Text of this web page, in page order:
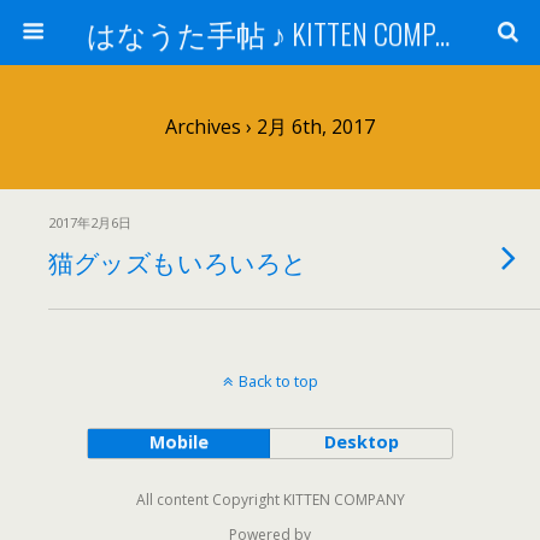
はなうた手帖 ♪ KITTEN COMPANY
Archives › 2月 6th, 2017
2017年2月6日
猫グッズもいろいろと
Back to top
Mobile Desktop
All content Copyright KITTEN COMPANY
Powered by